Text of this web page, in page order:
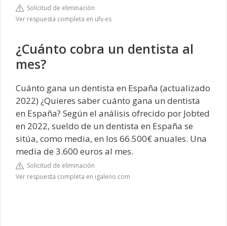
Solicitud de eliminación
Ver respuesta completa en ufv.es
¿Cuánto cobra un dentista al
mes?
Cuánto gana un dentista en España (actualizado
2022) ¿Quieres saber cuánto gana un dentista
en España? Según el análisis ofrecido por Jobted
en 2022, sueldo de un dentista en España se
sitúa, como media, en los 66.500€ anuales. Una
media de 3.600 euros al mes.
Solicitud de eliminación
Ver respuesta completa en igaleno.com